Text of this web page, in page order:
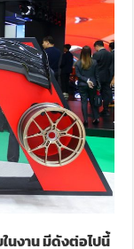
นงาน มีดังต่อไปนี้